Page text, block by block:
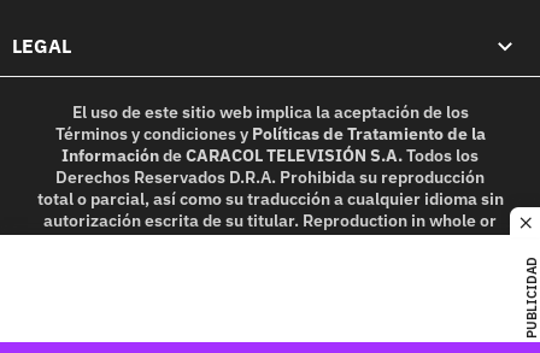
PUBLICIDAD
LEGAL
El uso de este sitio web implica la aceptación de los
Términos y condicionesy Políticas de Tratamiento de la
InformacióndeCARACOL TELEVISIÓN S.A.Todos los
Derechos Reservados D.R.A. Prohibida su reproducción
total o parcial, así como su traducción a cualquier idioma sin
autorización escrita de su titular. Reproduction in whole or
in part, or translation without written permission is